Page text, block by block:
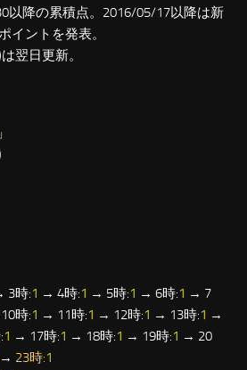
以降の累積点。2016/05/17以降は新
イントを発表。
翌日更新。
」
3時:1 → 4時:1 → 5時:1 → 6時:1 → 7
時:1 → 11時:1 → 12時:1 → 13時:1 →
1 → 17時:1 → 18時:1 → 19時:1 → 20
→ 23時:1